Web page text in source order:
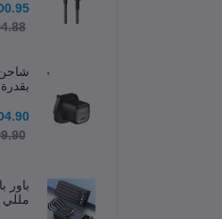
بقدرة 20 واط